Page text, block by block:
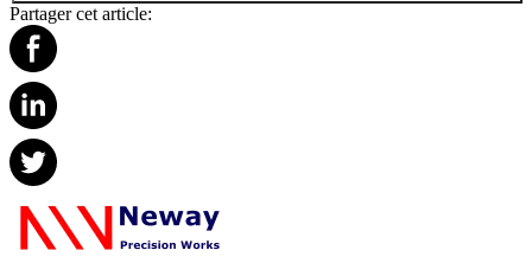
Partager cet article: